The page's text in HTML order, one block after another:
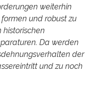
weiterhin
und robust zu
Da werden
der
und zu noch